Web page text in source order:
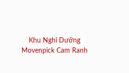
Khu Nghỉ Dưỡng
Movenpick Cam Ranh